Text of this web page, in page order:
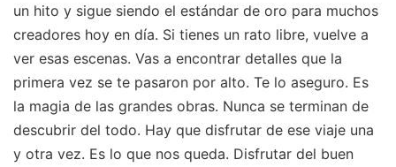
un hito y sigue siendo el estándar de oro para muchos
creadores hoy en día. Si tienes un rato libre, vuelve a
ver esas escenas. Vas a encontrar detalles que la
primera vez se te pasaron por alto. Te lo aseguro. Es
la magia de las grandes obras. Nunca se terminan de
descubrir del todo. Hay que disfrutar de ese viaje una
y otra vez. Es lo que nos queda. Disfrutar del buen